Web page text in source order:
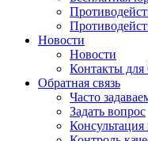
Новости
Новости
Контакты
Обратная связь
Часто
Задать вопрос